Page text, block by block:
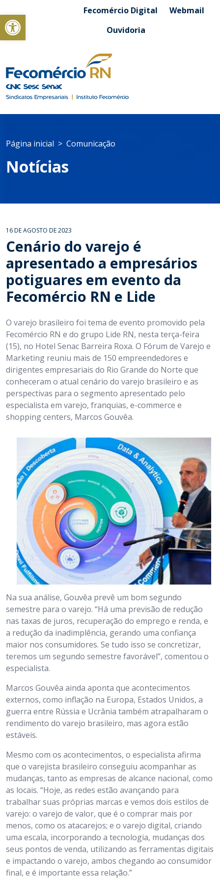
Abrir a barra de ferramentasFecomércio Digital
Webmail
Ouvidoria
Página inicial Comunicação
Notícias
16 DE AGOSTO DE 2023
Cenário do varejo é
apresentado a empresários
potiguares em evento da
Fecomércio RN e Lide
O varejo brasileiro foi tema de evento promovido pela
Fecomércio RN e do grupo Lide RN, nesta terça-feira
(15), no Hotel Senac Barreira Roxa. O Fórum de Varejo e
Marketing reuniu mais de 150 empreendedores e
dirigentes empresariais do Rio Grande do Norte que
conheceram o atual cenário do varejo brasileiro e as
perspectivas para o segmento apresentado pelo
especialista em varejo, franquias, e-commerce e
shopping centers, Marcos Gouvêa.
Na sua análise, Gouvêa prevê um bom segundo
semestre para o varejo. “Há uma previsão de redução
nas taxas de juros, recuperação do emprego e renda, e
a redução da inadimplência, gerando uma confiança
maior nos consumidores. Se tudo isso se concretizar,
teremos um segundo semestre favorável”, comentou o
especialista.
Marcos Gouvêa ainda aponta que acontecimentos
externos, como inflação na Europa, Estados Unidos, a
guerra entre Rússia e Ucrânia também atrapalharam o
rendimento do varejo brasileiro, mas agora estão
estáveis.
Mesmo com os acontecimentos, o especialista afirma
que o varejista brasileiro conseguiu acompanhar as
mudanças, tanto as empresas de alcance nacional, como
as locais. “Hoje, as redes estão avançando para
trabalhar suas próprias marcas e vemos dois estilos de
varejo: o varejo de valor, que é o comprar mais por
menos, como os atacarejos; e o varejo digital, criando
uma escala, incorporando a tecnologia, mudanças dos
seus pontos de venda, utilizando as ferramentas digitais
e impactando o varejo, ambos chegando ao consumidor
final, e é importante essa relação.”